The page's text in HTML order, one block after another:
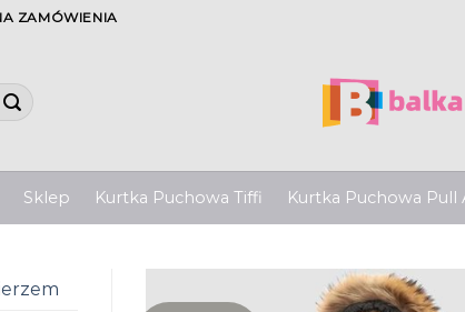
ZAMÓWIENIA
Sklep Kurtka Puchowa Tiffi Kurtka Puchowa Pull